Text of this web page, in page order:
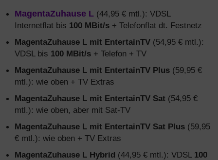
MagentaZuhause L (44,95 € mtl.): VDSL
Internetflat bis 100 MBit/s + Telefonflat dt. Festnetz
MagentaZuhause L mit EntertainTV (54,95 € mtl.):
VDSL bis 100 MBit/s + Telefon + TV
MagentaZuhause L mit EntertainTV Plus (59,95 €
mtl.): wie oben + TV Extras
MagentaZuhause L mit EntertainTV Sat (54,95 €
mtl.): wie oben, aber mit Sat-TV
MagentaZuhause L mit EntertainTV Sat Plus (59,95
€ mtl.): wie oben + TV Extras
MagentaZuhause L Hybrid (44,95 € mtl.): VDSL 100